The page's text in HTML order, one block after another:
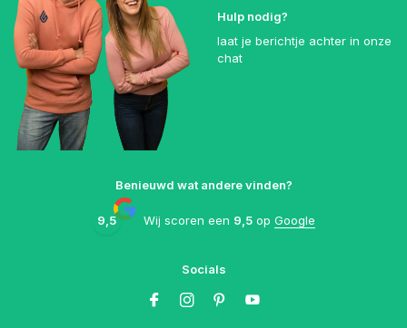
Hulp nodig?
laat je berichtje achter in onze
chat
Benieuwd wat andere vinden?
9,5 Wij scoren een 9,5 op Google
Socials